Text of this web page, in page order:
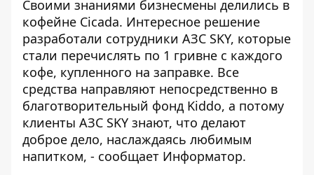
Своими знаниями бизнесмены делились в
кофейне Cicada. Интересное решение
разработали сотрудники АЗС SKY, которые
стали перечислять по 1 гривне с каждого
кофе, купленного на заправке. Все
средства направляют непосредственно в
благотворительный фонд Kiddo, а потому
клиенты АЗС SKY знают, что делают
доброе дело, наслаждаясь любимым
напитком, - сообщает Информатор.